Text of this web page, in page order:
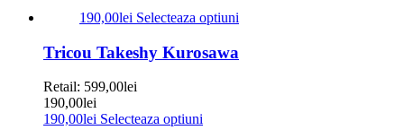
190,00lei Selecteaza optiuni
Tricou Takeshy Kurosawa
Retail: 599,00lei
190,00lei
190,00lei Selecteaza optiuni